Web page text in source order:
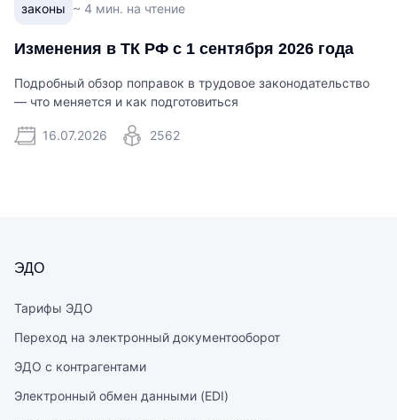
законы ~ 4 мин. на чтение
Изменения в ТК РФ с 1 сентября 2026 года
Подробный обзор поправок в трудовое законодательство
— что меняется и как подготовиться
16.07.2026 2562
ЭДО
Тарифы ЭДО
Переход на электронный документооборот
ЭДО с контрагентами
Электронный обмен данными (EDI)